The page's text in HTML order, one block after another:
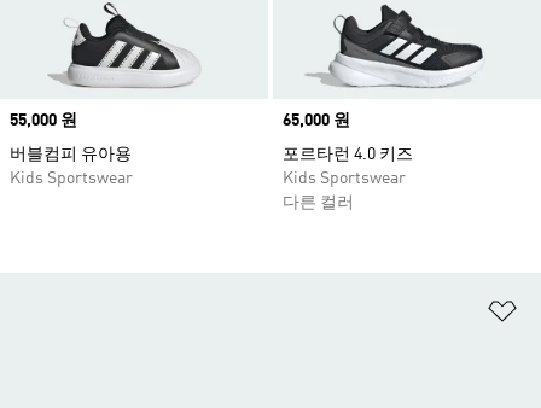
Price
55,000 원
버블컴피 유아용
Kids Sportswear
Price
65,000 원
포르타런 4.0 키즈
Kids Sportswear
다른 컬러